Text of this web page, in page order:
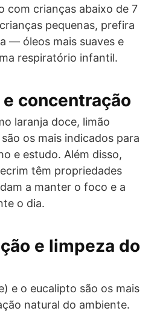
com crianças abaixo de 7
pequenas, prefira
— óleos mais suaves e
respiratório infantil.
concentração
laranja doce, limão
os mais indicados para
e estudo. Além disso,
têm propriedades
a manter o foco e a
o dia.
e limpeza do
e o eucalipto são os mais
natural do ambiente.